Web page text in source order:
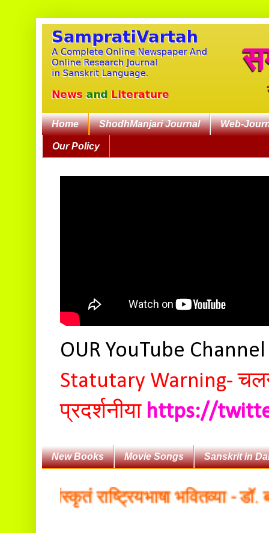
Home ShodhManjari Journal Web-
Our Policy
OUR YouTube
Statutary Warning-
प्रदर्शनीया https://
New Books Movie Songs Sanskrit in
संस्कृतं राष्ट्रियभाषा भवितव्या - डॉ.